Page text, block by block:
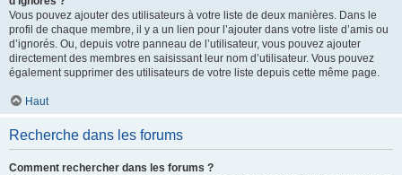
Vous pouvez ajouter des utilisateurs à votre liste de deux manières. Dans le
profil de chaque membre, il y a un lien pour l’ajouter dans votre liste d’amis ou
d’ignorés. Ou, depuis votre panneau de l’utilisateur, vous pouvez ajouter
directement des membres en saisissant leur nom d’utilisateur. Vous pouvez
également supprimer des utilisateurs de votre liste depuis cette même page.
Haut
Recherche dans les forums
Comment rechercher dans les forums ?